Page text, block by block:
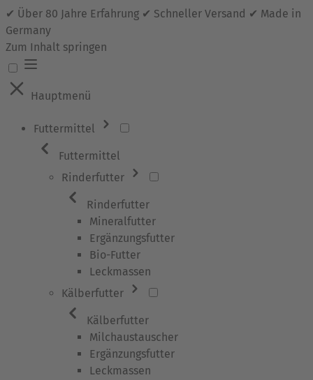
✔ Über 80 Jahre Erfahrung ✔ Schneller Versand ✔ Made in
Germany
Zum Inhalt springen
Hauptmenü
Futtermittel
Futtermittel
Rinderfutter
Rinderfutter
Mineralfutter
Ergänzungsfutter
Bio-Futter
Leckmassen
Kälberfutter
Kälberfutter
Milchaustauscher
Ergänzungsfutter
Leckmassen